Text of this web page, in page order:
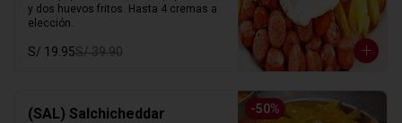
y dos huevos fritos. Hasta 4 cremas a
elección.
S/ 19.95S/ 39.90
-50%
(SAL) Salchicheddar